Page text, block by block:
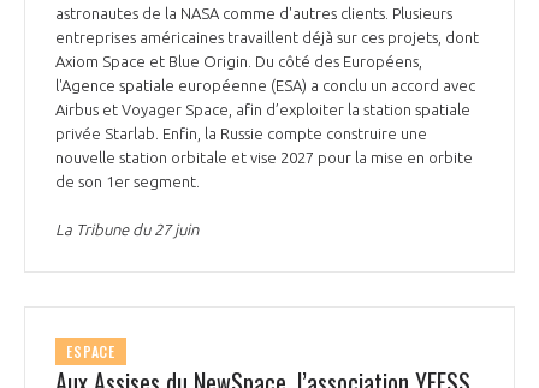
astronautes de la NASA comme d'autres clients. Plusieurs
entreprises américaines travaillent déjà sur ces projets, dont
Axiom Space et Blue Origin. Du côté des Européens,
l'Agence spatiale européenne (ESA) a conclu un accord avec
Airbus et Voyager Space, afin d’exploiter la station spatiale
privée Starlab. Enfin, la Russie compte construire une
nouvelle station orbitale et vise 2027 pour la mise en orbite
de son 1er segment.
La Tribune du 27 juin
ESPACE